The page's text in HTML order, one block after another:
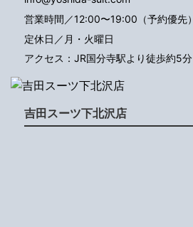
営業時間／12:00〜19:00（予約優先）
定休日／月・火曜日
アクセス：JR国分寺駅より徒歩約5分
吉田スーツ下北沢店